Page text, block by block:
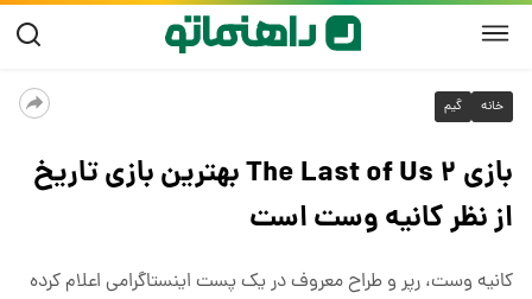
خانه گیم
بازی The Last of Us ۲ بهترین بازی تاریخ
از نظر کانیه وست است
کانیه وست، رپر و طراح معروف در یک پست اینستاگرامی اعلام کرده